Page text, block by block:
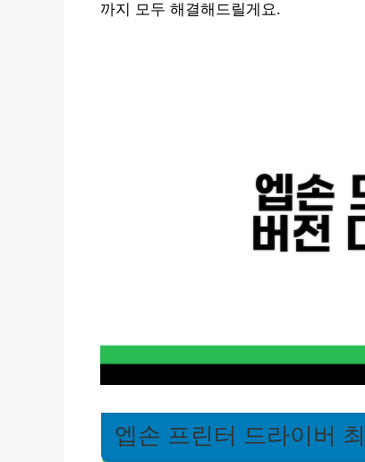
까지 모두 해결해드릴게요.
엡손 프린터 드라이버